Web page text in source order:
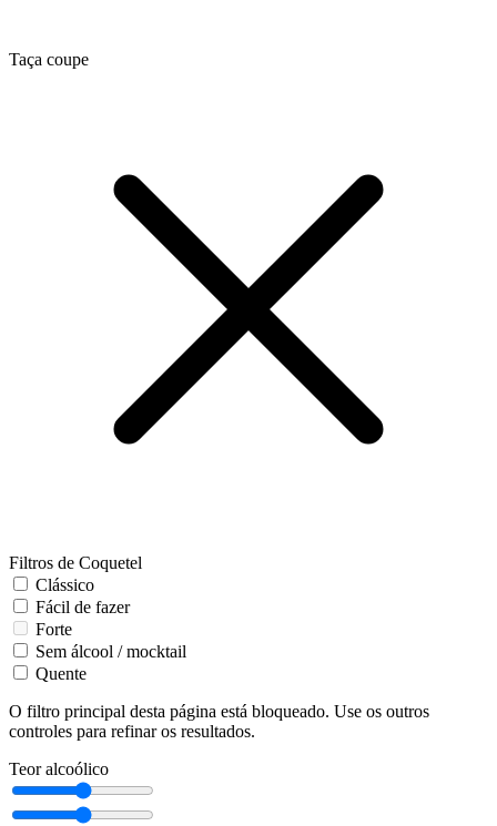
Taça coupe
Filtros de Coquetel
Clássico
Fácil de fazer
Forte
Sem álcool / mocktail
Quente
O filtro principal desta página está bloqueado. Use os outros
controles para refinar os resultados.
Teor alcoólico